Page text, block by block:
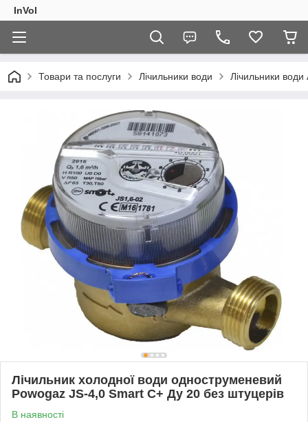
InVol
Товари та послуги Лічильники води Лічильники
Лічильник холодної води одноструменевий
Powogaz JS-4,0 Smart C+ Ду 20 без штуцерів
В наявності